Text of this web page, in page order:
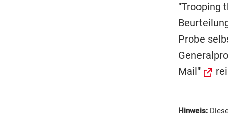
"Trooping
Probe
Mail"
Hinweis: